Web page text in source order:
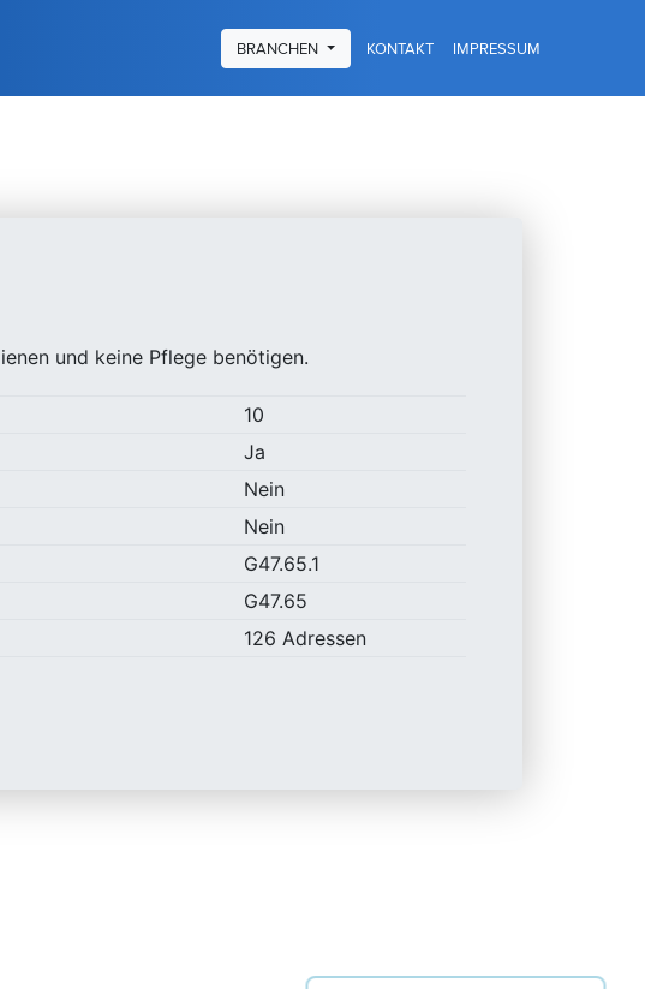
BRANCHEN KONTAKT IMPRESSUM
und keine Pflege benötigen.
10
Ja
Nein
Nein
G47.65.1
G47.65
126 Adressen